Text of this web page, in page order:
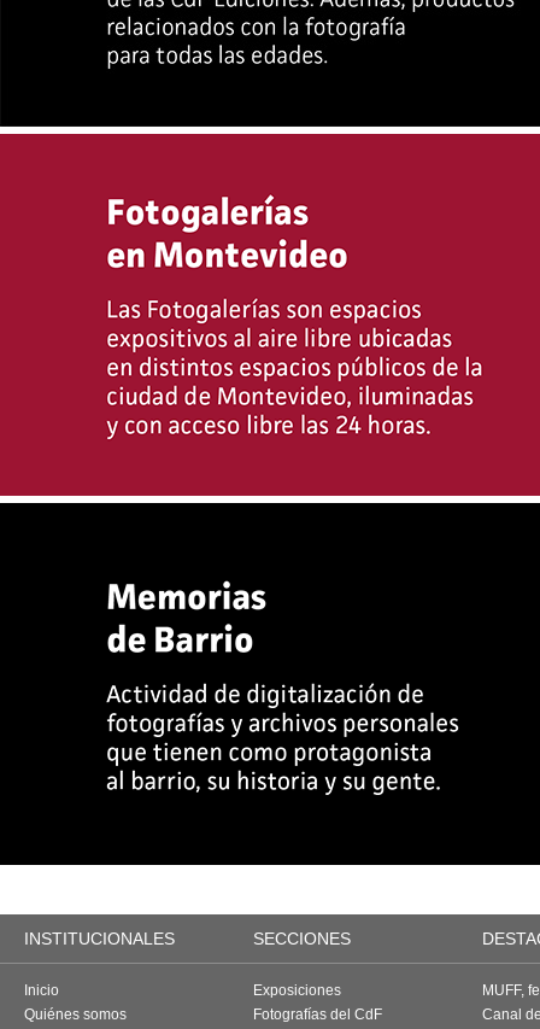
INSTITUCIONALES SECCIONES
Inicio
Quiénes somos
Exposiciones
Fotografías del CdF
MUFF,
Canal